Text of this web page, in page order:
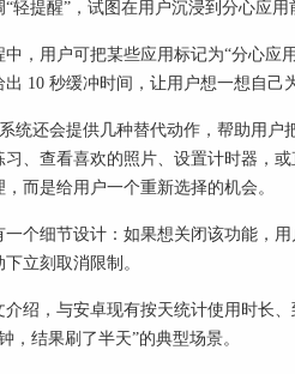
轻提醒”，试图在用户沉浸到分心应用
，用户可把某些应用标记为“分心应
10 秒缓冲时间，让用户想一想自己
统还会提供几种替代动作，帮助用
习、查看喜欢的照片、设置计时器，
而是给用户一个重新选择的机会。
一个细节设计：如果想关闭该功能，
立刻取消限制。
绍，与安卓现有按天统计使用时长
，结果刷了半天”的典型场景。